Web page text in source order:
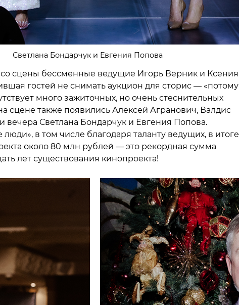
Светлана Бондарчук и Евгения Попова
сцены бессменные ведущие Игорь Верник и Ксения
гостей не снимать аукцион для сторис — «потому
много зажиточных, но очень стеснительных
сцене также появились Алексей Агранович, Валдис
вечера Светлана Бондарчук и Евгения Попова.
люди», в том числе благодаря таланту ведущих, в итоге
около 80 млн рублей — это рекордная сумма
лет существования кинопроекта!